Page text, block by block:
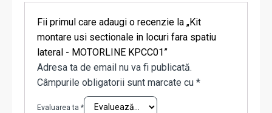
Fii primul care adaugi o recenzie la „Kit
montare usi sectionale in locuri fara spatiu
lateral - MOTORLINE KPCC01”
Adresa ta de email nu va fi publicată.
Câmpurile obligatorii sunt marcate cu *
Evaluarea ta *